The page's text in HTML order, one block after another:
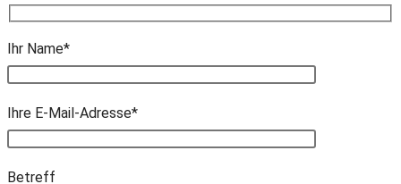
Ihr Name*
Ihre E-Mail-Adresse*
Bitte lasse dieses Feld leer.
Betreff